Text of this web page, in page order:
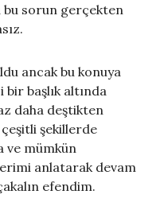
bu sorun gerçekten
ancak bu konuya
bir başlık altında
daha deştikten
şekillerde
ve mümkün
anlatarak devam
efendim.